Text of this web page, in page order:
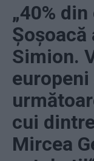
„40%
Șoșoacă
Simion.
cui
Mircea